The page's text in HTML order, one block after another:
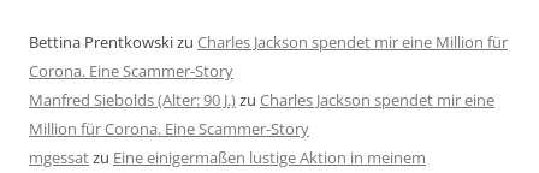
Bettina Prentkowskizu Charles Jackson spendet mir eine Million für
Corona. Eine Scammer-Story
Manfred Siebolds (Alter: 90 J.)zu Charles Jackson spendet mir eine
Million für Corona. Eine Scammer-Story
mgessatzu Eine einigermaßen lustige Aktion in meinem